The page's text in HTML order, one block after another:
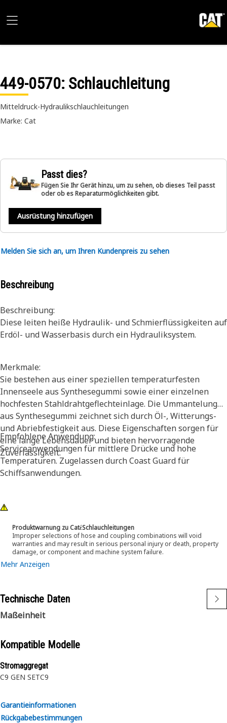
449-0570: Schlauchleitung
Mitteldruck-Hydraulikschlauchleitungen
Marke: Cat
Passt dies?
Fügen Sie Ihr Gerät hinzu, um zu sehen, ob dieses Teil passt
oder ob es Reparaturmöglichkeiten gibt.
Ausrüstung hinzufügen
Melden Sie sich an, um Ihren Kundenpreis zu sehen
Beschreibung
Beschreibung:
Diese leiten heiße Hydraulik- und Schmierflüssigkeiten auf
Erdöl- und Wasserbasis durch ein Hydrauliksystem.
Merkmale:
Sie bestehen aus einer speziellen temperaturfesten
Innenseele aus Synthesegummi sowie einer einzelnen
hochfesten Stahldrahtgeflechteinlage. Die Ummantelung
aus Synthesegummi zeichnet sich durch Öl-, Witterungs-
und Abriebfestigkeit aus. Diese Eigenschaften sorgen für
eine lange Lebensdauer und bieten hervorragende
Zuverlässigkeit.
Empfohlene Anwendung:
Serviceanwendungen für mittlere Drücke und hohe
Temperaturen. Zugelassen durch Coast Guard für
Schiffsanwendungen.
Produktwarnung zu CatέSchlauchleitungen
Improper selections of hose and coupling combinations will void
warranties and may result in serious personal injury or death, property
damage, or component and machine system failure.
Mehr Anzeigen
Technische Daten
Maßeinheit
Kompatible Modelle
Stromaggregat
C9 GEN SETC9
Garantieinformationen
Rückgabebestimmungen